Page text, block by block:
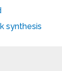
synthesis